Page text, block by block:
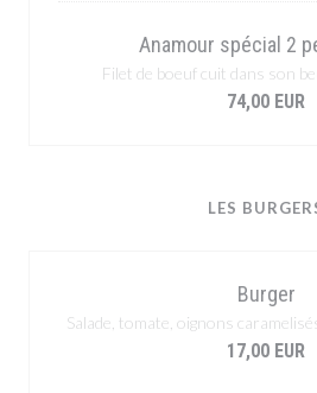
Anamour spécial 2
Filet de boeuf cuit dans son
74,00 EUR
LES
Burger
Salade, tomate, oignons
17,00 EUR